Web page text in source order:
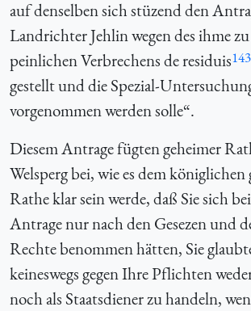
auf denselben sich stüzend den
Landrichter Jehlin wegen des ihme
peinlichen Verbrechens de residuis
gestellt und die Spezial-
vorgenommen werden solle“.
Diesem Antrage fügten geheimer
Welsperg bei, wie es dem königlichen
Rathe klar sein werde, daß Sie sich
Antrage nur nach den Gesezen und
Rechte benommen hätten, Sie
keineswegs gegen Ihre Pflichten
noch als Staatsdiener zu handeln,